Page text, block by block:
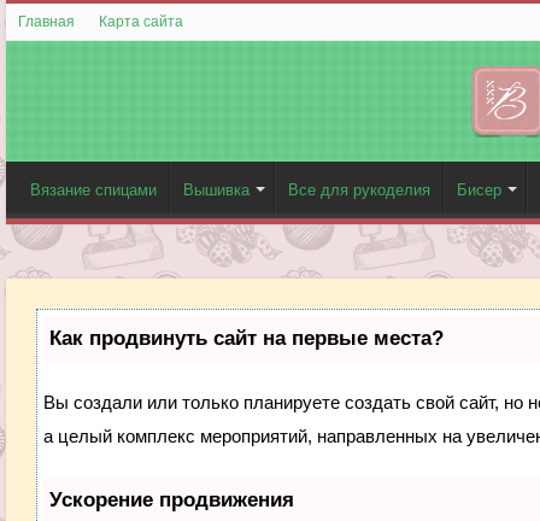
Главная Карта сайта
Вязание спицами Вышивка Все для рукоделия Бисер
Как продвинуть сайт на первые места?
Вы создали или только планируете создать свой сайт, но
а целый комплекс мероприятий, направленных на
Ускорение продвижения